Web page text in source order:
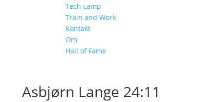
Tech camp
Train and Work
Kontakt
Om
Hall of Fame
Asbjørn Lange 24:11